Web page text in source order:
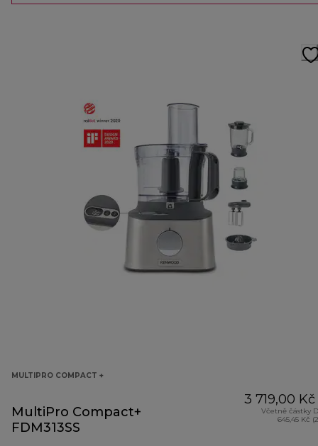
MULTIPRO COMPACT +
MultiPro Compact+
FDM313SS
3 719,00 Kč
Včetně částky
645,45 Kč